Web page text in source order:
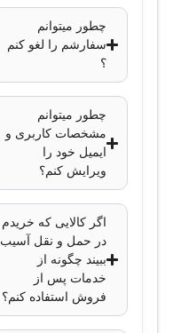
چطور میتوانم
سفارشم را لغو کنم
؟
چطور میتوانم
مشخصات کاربری و
ایمیل خود را
ویرایش کنم؟
اگر کالایی که خریدم
در حمل و نقل آسیب
ببیند چگونه از
خدمات پس از
فروش استفاده کنم؟